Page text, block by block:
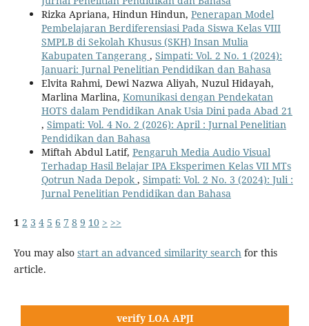
Rizka Apriana, Hindun Hindun, Penerapan Model
Pembelajaran Berdiferensiasi Pada Siswa Kelas VIII
SMPLB di Sekolah Khusus (SKH) Insan Mulia
Kabupaten Tangerang , Simpati: Vol. 2 No. 1 (2024):
Januari: Jurnal Penelitian Pendidikan dan Bahasa
Elvita Rahmi, Dewi Nazwa Aliyah, Nuzul Hidayah,
Marlina Marlina, Komunikasi dengan Pendekatan
HOTS dalam Pendidikan Anak Usia Dini pada Abad 21
, Simpati: Vol. 4 No. 2 (2026): April : Jurnal Penelitian
Pendidikan dan Bahasa
Miftah Abdul Latif, Pengaruh Media Audio Visual
Terhadap Hasil Belajar IPA Eksperimen Kelas VII MTs
Qotrun Nada Depok , Simpati: Vol. 2 No. 3 (2024): Juli :
Jurnal Penelitian Pendidikan dan Bahasa
1 2 3 4 5 6 7 8 9 10 > >>
You may also start an advanced similarity searchfor this
article.
verify LOA APJI